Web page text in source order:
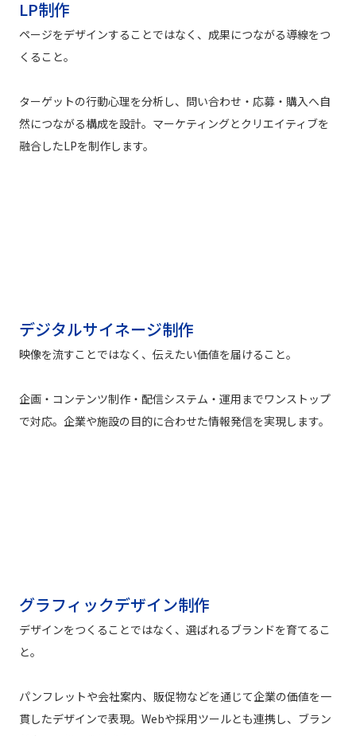
LP制作
ページをデザインすることではなく、成果につながる導線をつ
くること。
ターゲットの行動心理を分析し、問い合わせ・応募・購入へ自
然につながる構成を設計。マーケティングとクリエイティブを
融合したLPを制作します。
デジタルサイネージ制作
映像を流すことではなく、伝えたい価値を届けること。
企画・コンテンツ制作・配信システム・運用までワンストップ
で対応。企業や施設の目的に合わせた情報発信を実現します。
グラフィックデザイン制作
デザインをつくることではなく、選ばれるブランドを育てるこ
と。
パンフレットや会社案内、販促物などを通じて企業の価値を一
貫したデザインで表現。Webや採用ツールとも連携し、ブラン